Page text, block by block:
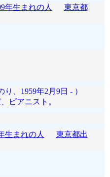
年生まれの人
東京都
、1959年2月9日 - ）
ピアニスト。
生まれの人
東京都出